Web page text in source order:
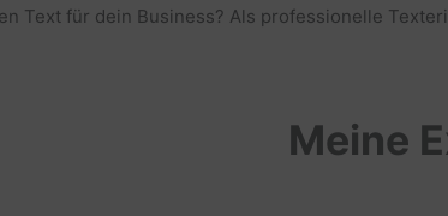
Text für dein Business? Als professionelle
Meine